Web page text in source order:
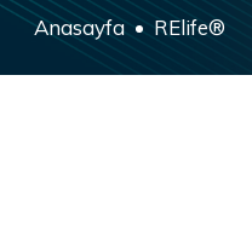
Anasayfa RElife®